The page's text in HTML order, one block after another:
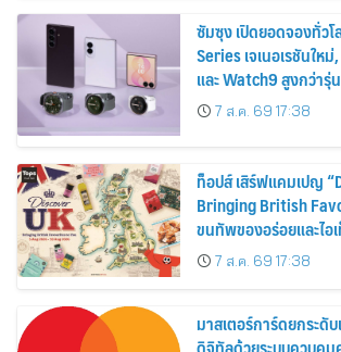
ซัมซุง เปิดยอดจองทั่ว
Series เจเนอเรชันให
และ Watch9 สูงกว่า
30%7 ส.ค. 69 17:38
ท็อปส์ เสิร์ฟแคมเปญ
Bringing British
ขนทัพของอร่อยและไอ
อาณาจักร ส่งตรงถึงมื
สิงหาคมนี้
7 ส.ค. 69 17:38
มาสเตอร์การ์ดยกระ